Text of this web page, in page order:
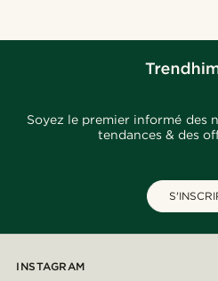
Soyez le premier informé des
tendances & des
INSTAGRAM